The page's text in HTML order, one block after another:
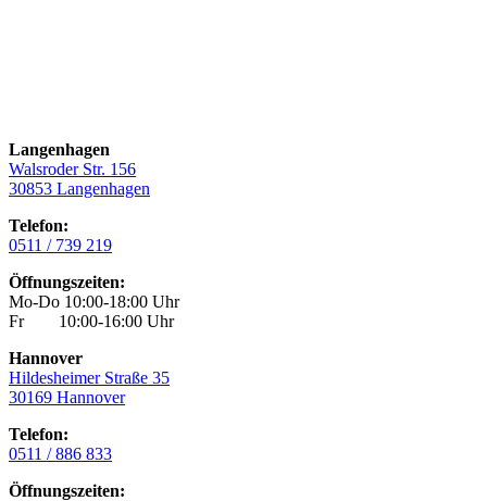
Langenhagen
Walsroder Str. 156
30853 Langenhagen
Telefon:
0511 / 739 219
Öffnungszeiten:
Mo-Do 10:00-18:00 Uhr
Fr 10:00-16:00 Uhr
Hannover
Hildesheimer Straße 35
30169 Hannover
Telefon:
0511 / 886 833
Öffnungszeiten: